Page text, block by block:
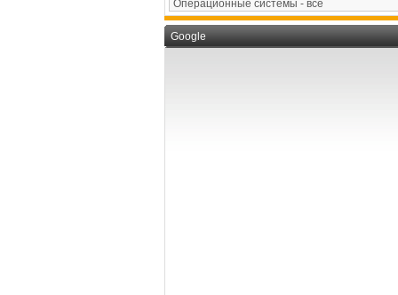
Google